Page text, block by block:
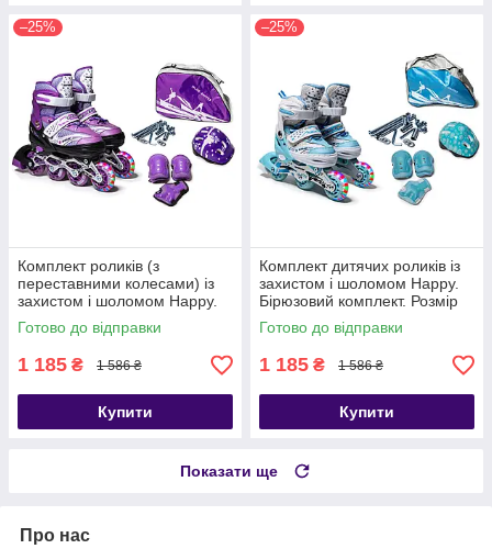
–25%
Комплект роликів (з
переставними колесами) із
захистом і шоломом Happy.
Фіолетовий колір. Розмір 29-
33
Готово до відправки
1 185 ₴ 1 586 ₴
Купити
–25%
Комплект дитячих роликів із
захистом і шоломом Happy.
Бірюзовий комплект. Розмір
27-30
Готово до відправки
1 185 ₴ 1 586 ₴
Купити
Показати ще
Про нас